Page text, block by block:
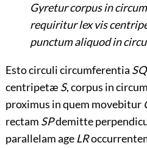
Gyretur corpus in
requiritur lex vis
punctum aliquod in
Esto circuli circumferentia
centripetæ S, corpus in
proximus in quem movebitur
rectam SPdemitte
parallelam age LR